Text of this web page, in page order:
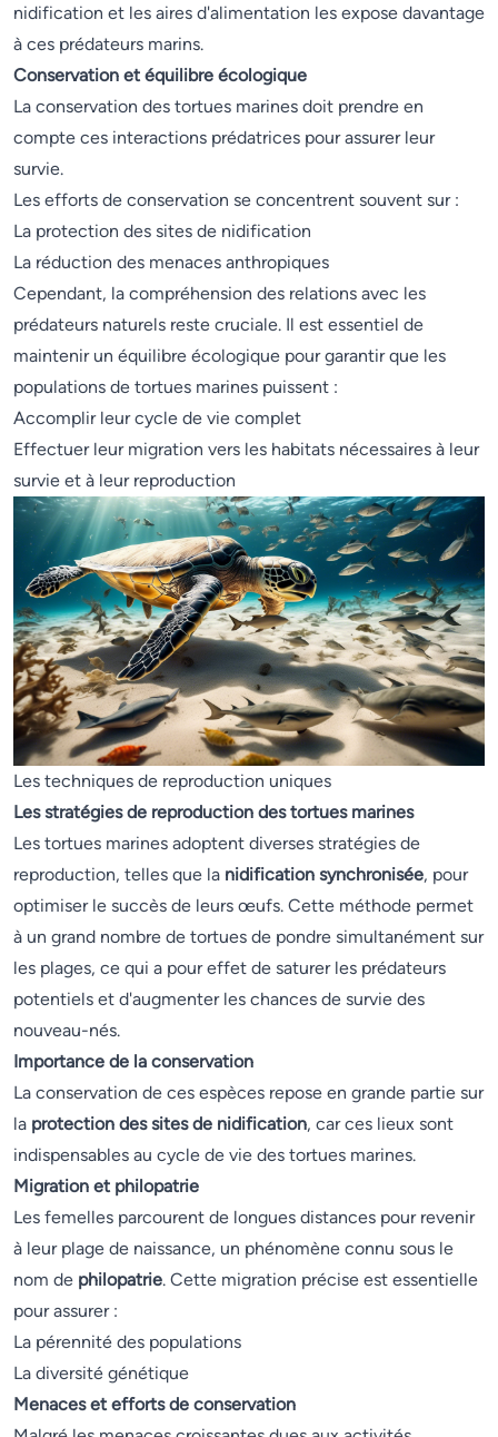
nidification et les aires d'alimentation les expose davantage
à ces prédateurs marins.
Conservation et équilibre écologique
La conservation des tortues marines doit prendre en
compte ces interactions prédatrices pour assurer leur
survie.
Les efforts de conservation se concentrent souvent sur :
La protection des sites de nidification
La réduction des menaces anthropiques
Cependant, la compréhension des relations avec les
prédateurs naturels reste cruciale. Il est essentiel de
maintenir un équilibre écologique pour garantir que les
populations de tortues marines puissent :
Accomplir leur cycle de vie complet
Effectuer leur migration vers les habitats nécessaires à leur
survie et à leur reproduction
Les techniques de reproduction uniques
Les stratégies de reproduction des tortues marines
Les tortues marines adoptent diverses stratégies de
reproduction, telles que la nidification synchronisée, pour
optimiser le succès de leurs œufs. Cette méthode permet
à un grand nombre de tortues de pondre simultanément sur
les plages, ce qui a pour effet de saturer les prédateurs
potentiels et d'augmenter les chances de survie des
nouveau-nés.
Importance de la conservation
La conservation de ces espèces repose en grande partie sur
la protection des sites de nidification, car ces lieux sont
indispensables au cycle de vie des tortues marines.
Migration et philopatrie
Les femelles parcourent de longues distances pour revenir
à leur plage de naissance, un phénomène connu sous le
nom de philopatrie. Cette migration précise est essentielle
pour assurer :
La pérennité des populations
La diversité génétique
Menaces et efforts de conservation